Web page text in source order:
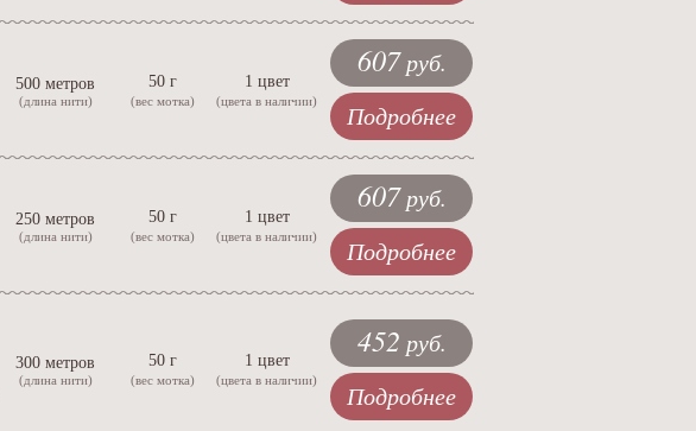
500 метров
(длина нити)
50 г
(вес мотка)
1 цвет
(цвета в наличии)
607руб.
Подробнее
250 метров
(длина нити)
50 г
(вес мотка)
1 цвет
(цвета в наличии)
607руб.
Подробнее
300 метров
(длина нити)
50 г
(вес мотка)
1 цвет
(цвета в наличии)
452 руб.
Подробнее